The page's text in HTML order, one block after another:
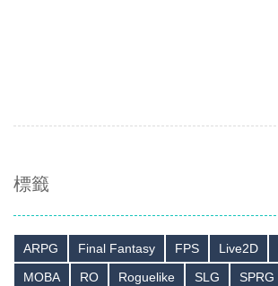
標籤
ARPG Final Fantasy FPS Live2D
MOBA
RO Roguelike SLG SPRG